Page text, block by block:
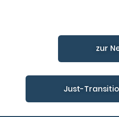
zur
Just-